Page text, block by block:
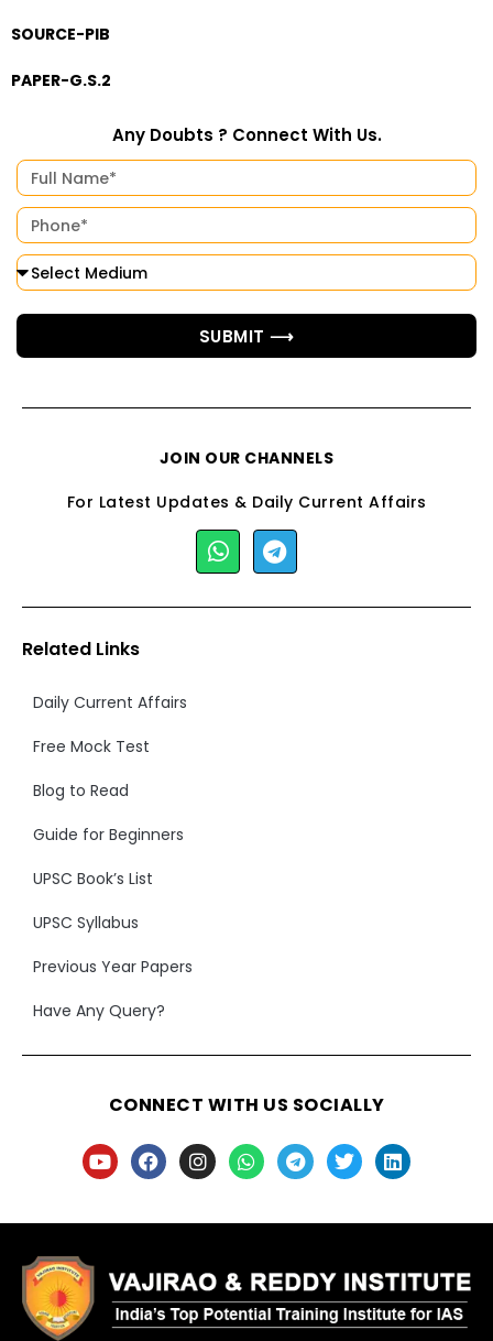
SOURCE-PIB
PAPER-G.S.2
Any Doubts ? Connect With Us.
SUBMIT ⟶
JOIN OUR CHANNELS
For Latest Updates & Daily Current Affairs
Related Links
Daily Current Affairs
Free Mock Test
Blog to Read
Guide for Beginners
UPSC Book’s List
UPSC Syllabus
Previous Year Papers
Have Any Query?
CONNECT WITH US SOCIALLY